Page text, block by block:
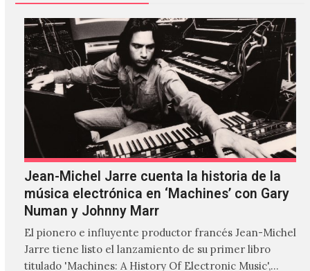
Jean-Michel Jarre cuenta la historia de la
música electrónica en ‘Machines’ con Gary
Numan y Johnny Marr
El pionero e influyente productor francés Jean-Michel
Jarre tiene listo el lanzamiento de su primer libro
titulado 'Machines: A History Of Electronic Music',